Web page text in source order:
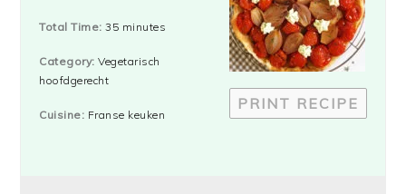
PRINT RECIPE
Total Time: 35 minutes
Category: Vegetarisch
hoofdgerecht
Cuisine: Franse keuken